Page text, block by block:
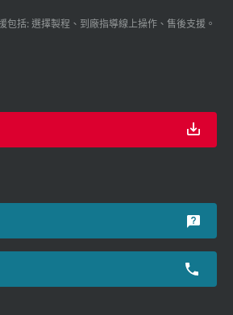
包括: 選擇製程、到廠指導線上操作、售後支援。